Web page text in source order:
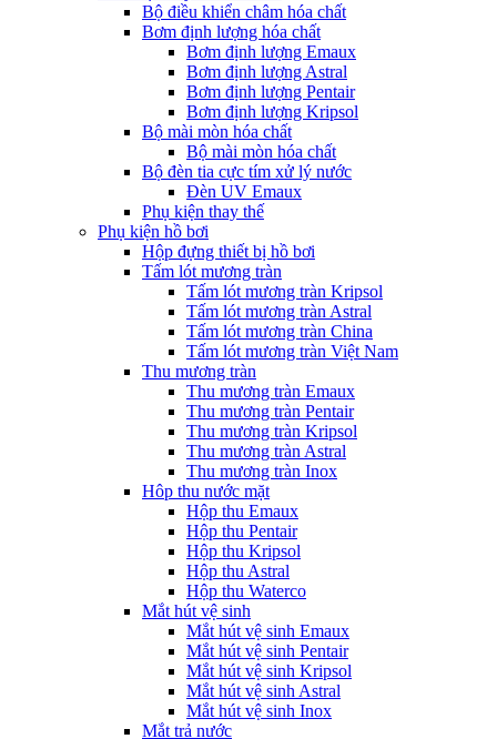
Bộ điều khiển châm hóa chất
Bơm định lượng hóa chất
Bơm định lượng Emaux
Bơm định lượng Astral
Bơm định lượng Pentair
Bơm định lượng Kripsol
Bộ mài mòn hóa chất
Bộ mài mòn hóa chất
Bộ đèn tia cực tím xử lý nước
Đèn UV Emaux
Phụ kiện thay thế
Phụ kiện hồ bơi
Hộp đựng thiết bị hồ bơi
Tấm lót mương tràn
Tấm lót mương tràn Kripsol
Tấm lót mương tràn Astral
Tấm lót mương tràn China
Tấm lót mương tràn Việt Nam
Thu mương tràn
Thu mương tràn Emaux
Thu mương tràn Pentair
Thu mương tràn Kripsol
Thu mương tràn Astral
Thu mương tràn Inox
Hôp thu nước mặt
Hộp thu Emaux
Hộp thu Pentair
Hộp thu Kripsol
Hộp thu Astral
Hộp thu Waterco
Mắt hút vệ sinh
Mắt hút vệ sinh Emaux
Mắt hút vệ sinh Pentair
Mắt hút vệ sinh Kripsol
Mắt hút vệ sinh Astral
Mắt hút vệ sinh Inox
Mắt trả nước